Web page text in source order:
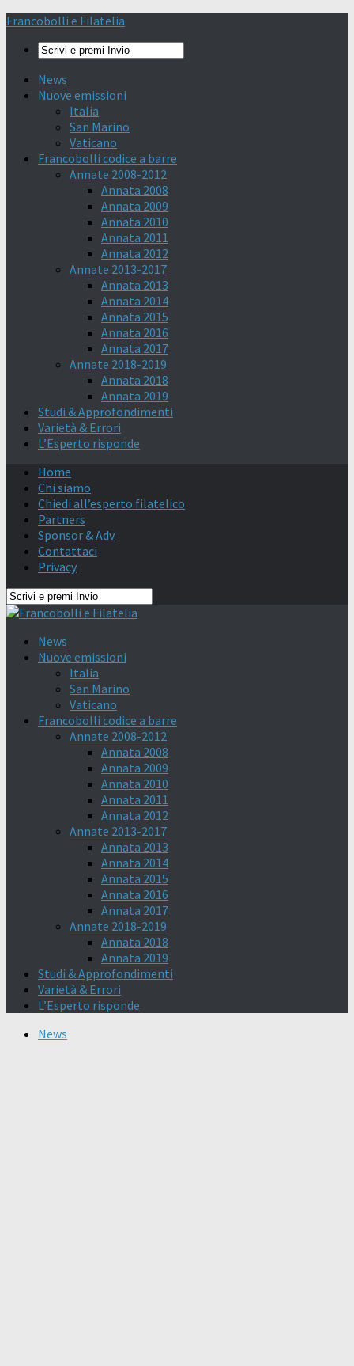
Francobolli e Filatelia
News
Nuove emissioni
Italia
San Marino
Vaticano
Francobolli codice a barre
Annate 2008-2012
Annata 2008
Annata 2009
Annata 2010
Annata 2011
Annata 2012
Annate 2013-2017
Annata 2013
Annata 2014
Annata 2015
Annata 2016
Annata 2017
Annate 2018-2019
Annata 2018
Annata 2019
Studi & Approfondimenti
Varietà & Errori
L’Esperto risponde
Home
Chi siamo
Chiedi all’esperto filatelico
Partners
Sponsor & Adv
Contattaci
Privacy
News
Nuove emissioni
Italia
San Marino
Vaticano
Francobolli codice a barre
Annate 2008-2012
Annata 2008
Annata 2009
Annata 2010
Annata 2011
Annata 2012
Annate 2013-2017
Annata 2013
Annata 2014
Annata 2015
Annata 2016
Annata 2017
Annate 2018-2019
Annata 2018
Annata 2019
Studi & Approfondimenti
Varietà & Errori
L’Esperto risponde
News